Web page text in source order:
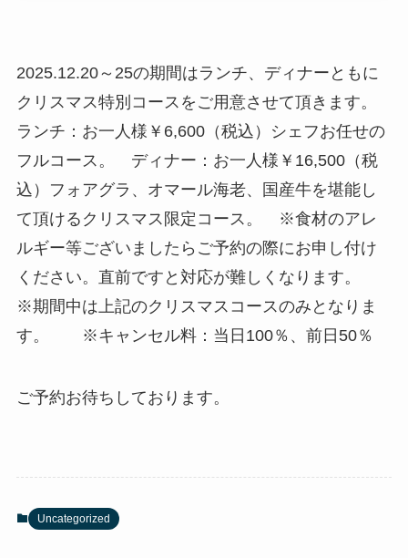
2025.12.20～25の期間はランチ、ディナーともに
クリスマス特別コースをご用意させて頂きます。
ランチ：お一人様￥6,600（税込）シェフお任せの
フルコース。 ディナー：お一人様￥16,500（税
込）フォアグラ、オマール海老、国産牛を堪能し
て頂けるクリスマス限定コース。 ※食材のアレ
ルギー等ございましたらご予約の際にお申し付け
ください。直前ですと対応が難しくなります。
※期間中は上記のクリスマスコースのみとなりま
す。 ※キャンセル料：当日100％、前日50％
ご予約お待ちしております。
Uncategorized